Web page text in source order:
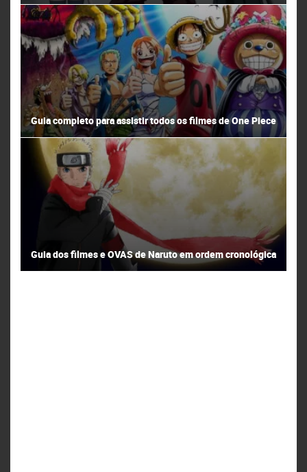
Guia completo para assistir todos os filmes de One Piece
Guia dos filmes e OVAS de Naruto em ordem cronológica